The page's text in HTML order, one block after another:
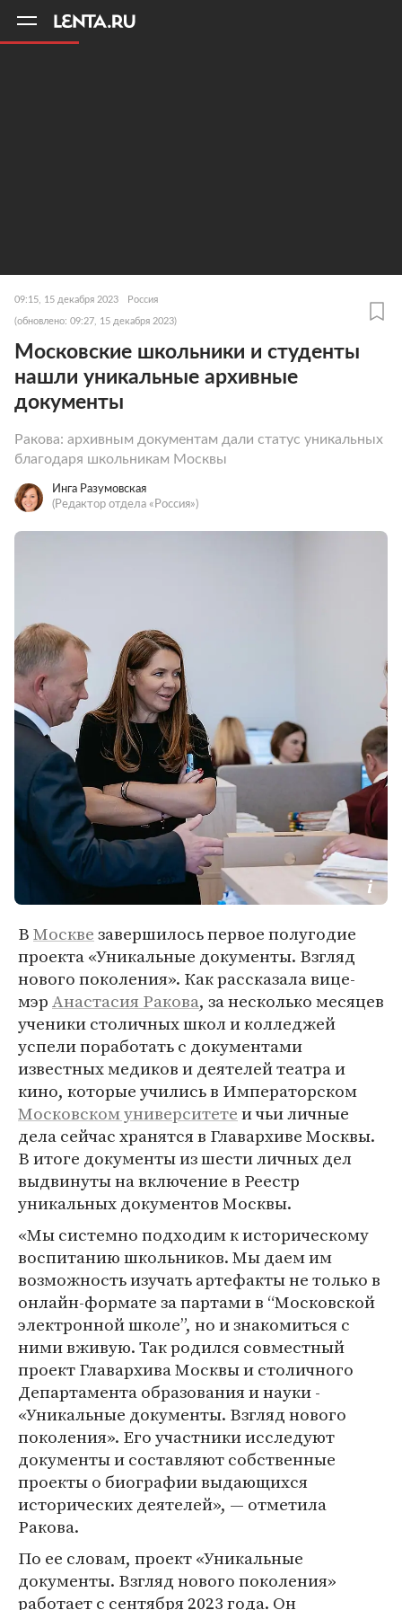
09:15, 15 декабря 2023 Россия
(обновлено: 09:27, 15 декабря 2023)
Московские школьники и студенты
нашли уникальные архивные
документы
Ракова: архивным документам дали статус уникальных
благодаря школьникам Москвы
Инга Разумовская
(Редактор отдела «Россия»)
ВМосквезавершилось первое полугодие
проекта «Уникальные документы. Взгляд
нового поколения». Как рассказала вице-
мэрАнастасия Ракова, за несколько месяцев
ученики столичных школ и колледжей
успели поработать с документами
известных медиков и деятелей театра и
кино, которые учились в Императорском
Московском университетеи чьи личные
дела сейчас хранятся в Главархиве Москвы.
В итоге документы из шести личных дел
выдвинуты на включение в Реестр
уникальных документов Москвы.
«Мы системно подходим к историческому
воспитанию школьников. Мы даем им
возможность изучать артефакты не только в
онлайн-формате за партами в “Московской
электронной школе”, но и знакомиться с
ними вживую. Так родился совместный
проект Главархива Москвы и столичного
Департамента образования и науки -
«Уникальные документы. Взгляд нового
поколения». Его участники исследуют
документы и составляют собственные
проекты о биографии выдающихся
исторических деятелей», — отметила
Ракова.
По ее словам, проект «Уникальные
документы. Взгляд нового поколения»
работает с сентября 2023 года. Он